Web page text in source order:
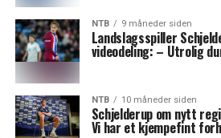
NTB 9 måneder siden
Landslagsspiller
videodeling: – Utrolig
NTB 10 måneder siden
Schjelderup om nytt
Vi har et kjempefint